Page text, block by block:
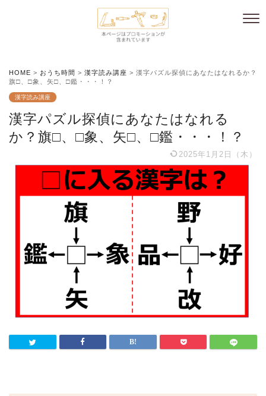
HOME > おうち時間 > 漢字読み講座 > 漢字パズル探偵にあなたはなれるか？
旗□、□象、矢□、□鑑・・・！？
漢字読み講座
漢字パズル探偵にあなたはなれる
か？旗□、□象、矢□、□鑑・・・！？
2025年1月2日（木）